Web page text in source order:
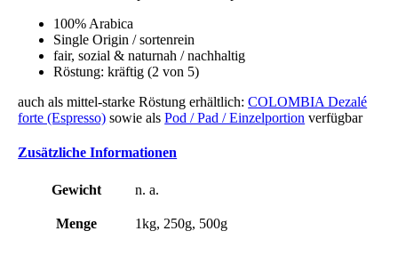
100% Arabica
Single Origin / sortenrein
fair, sozial & naturnah / nachhaltig
Röstung: kräftig (2 von 5)
auch als mittel-starke Röstung erhältlich:COLOMBIA Dezalé
forte (Espresso) sowie alsPod / Pad / Einzelportion verfügbar
Zusätzliche Informationen
Gewicht n. a.
Menge 1kg, 250g, 500g